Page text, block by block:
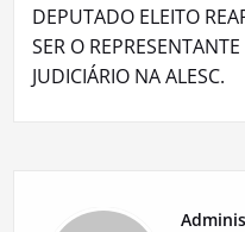
DEPUTADO ELEITO
SER O
JUDICIÁRIO NA ALESC.